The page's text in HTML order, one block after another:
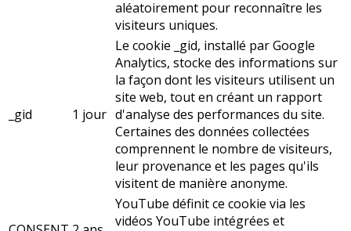
aléatoirement pour reconnaître les
visiteurs uniques.
_gid 1 jour
Le cookie _gid, installé par Google
Analytics, stocke des informations sur
la façon dont les visiteurs utilisent un
site web, tout en créant un rapport
d'analyse des performances du site.
Certaines des données collectées
comprennent le nombre de visiteurs,
leur provenance et les pages qu'ils
visitent de manière anonyme.
YouTube définit ce cookie via les
vidéos YouTube intégrées et